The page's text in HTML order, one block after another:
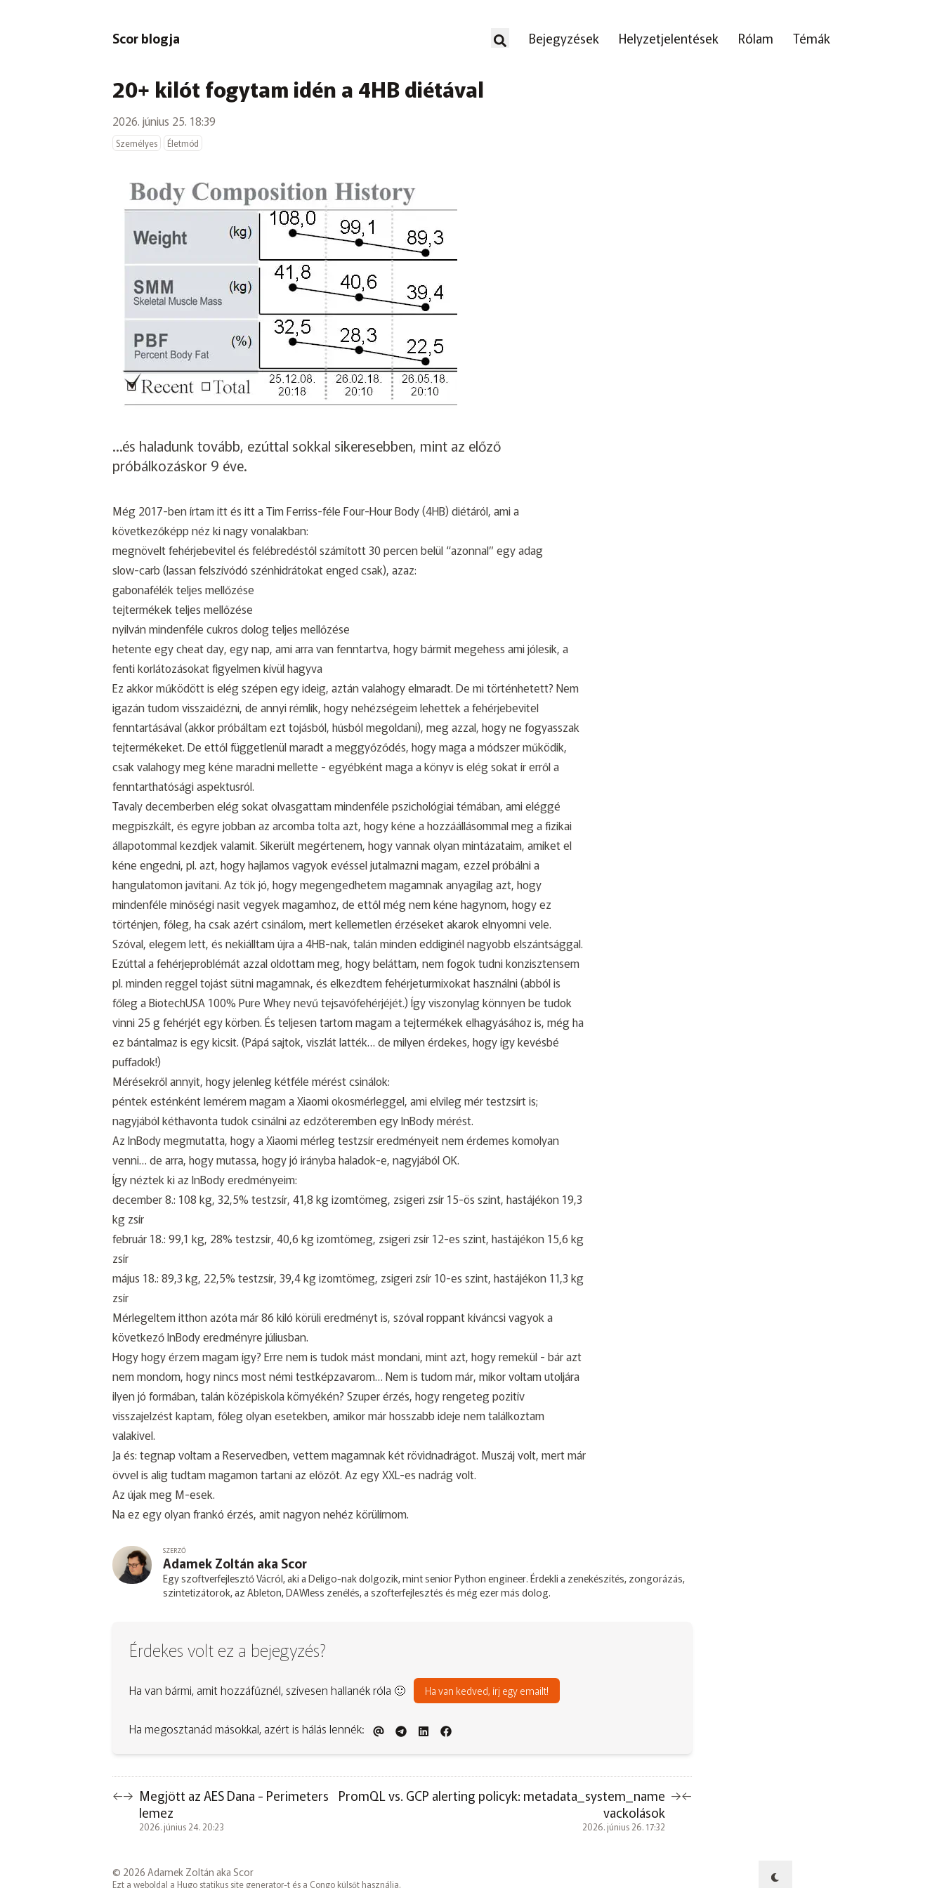
Scor blogja Bejegyzések Helyzetjelentések Rólam Témák
20+ kilót fogytam idén a 4HB diétával
2026. június 25. 18:39
Személyes Életmód
…és haladunk tovább, ezúttal sokkal sikeresebben, mint az előző
próbálkozáskor 9 éve.
Még 2017-ben írtamittés itta Tim Ferriss-féle Four-Hour Body(4HB) diétáról, ami a
következőképp néz ki nagy vonalakban:
megnövelt fehérjebevitel és felébredéstől számított 30 percen belül “azonnal” egy adag
slow-carb (lassan felszívódó szénhidrátokat enged csak), azaz:
gabonafélék teljes mellőzése
tejtermékek teljes mellőzése
nyilván mindenféle cukros dolog teljes mellőzése
hetente egy cheat day, egy nap, ami arra van fenntartva, hogy bármit megehess ami jólesik, a
fenti korlátozásokat figyelmen kívül hagyva
Ez akkor működött is elég szépen egy ideig, aztán valahogy elmaradt. De mi történhetett? Nem
igazán tudom visszaidézni, de annyi rémlik, hogy nehézségeim lehettek a fehérjebevitel
fenntartásával (akkor próbáltam ezt tojásból, húsból megoldani), meg azzal, hogy ne fogyasszak
tejtermékeket. De ettől függetlenül maradt a meggyőződés, hogy maga a módszer működik,
csak valahogy meg kéne maradni mellette - egyébként maga a könyv is elég sokat ír erről a
fenntarthatósági aspektusról.
Tavaly decemberben elég sokat olvasgattam mindenféle pszichológiai témában, ami eléggé
megpiszkált, és egyre jobban az arcomba tolta azt, hogy kéne a hozzáállásommal meg a fizikai
állapotommal kezdjek valamit. Sikerült megértenem, hogy vannak olyan mintázataim, amiket el
kéne engedni, pl. azt, hogy hajlamos vagyok evéssel jutalmazni magam, ezzel próbálni a
hangulatomon javítani. Az tök jó, hogy megengedhetem magamnak anyagilag azt, hogy
mindenféle minőségi nasit vegyek magamhoz, de ettől még nem kéne hagynom, hogy ez
történjen, főleg, ha csak azért csinálom, mert kellemetlen érzéseket akarok elnyomni vele.
Szóval, elegem lett, és nekiálltam újra a 4HB-nak, talán minden eddiginél nagyobb elszántsággal.
Ezúttal a fehérjeproblémát azzal oldottam meg, hogy beláttam, nem fogok tudni konzisztensem
pl. minden reggel tojást sütni magamnak, és elkezdtem fehérjeturmixokat használni (abból is
főleg a BiotechUSA 100% Pure Whey nevű tejsavófehérjéjét.) Így viszonylag könnyen be tudok
vinni 25 g fehérjét egy körben. És teljesen tartom magam a tejtermékek elhagyásához is, még ha
ez bántalmaz is egy kicsit. (Pápá sajtok, viszlát latték… de milyen érdekes, hogy így kevésbé
puffadok!)
Mérésekről annyit, hogy jelenleg kétféle mérést csinálok:
péntek esténként lemérem magam a Xiaomi okosmérleggel, ami elvileg mér testzsírt is;
nagyjából kéthavonta tudok csinálni az edzőteremben egy InBody mérést.
Az InBody megmutatta, hogy a Xiaomi mérleg testzsír eredményeit nem érdemes komolyan
venni… de arra, hogy mutassa, hogy jó irányba haladok-e, nagyjából OK.
Így néztek ki az InBody eredményeim:
december 8.: 108 kg, 32,5% testzsír, 41,8 kg izomtömeg, zsigeri zsír 15-ös szint, hastájékon 19,3
kg zsír
február 18.: 99,1 kg, 28% testzsír, 40,6 kg izomtömeg, zsigeri zsír 12-es szint, hastájékon 15,6 kg
zsír
május 18.: 89,3 kg, 22,5% testzsír, 39,4 kg izomtömeg, zsigeri zsír 10-es szint, hastájékon 11,3 kg
zsír
Mérlegeltem itthon azóta már 86 kiló körüli eredményt is, szóval roppant kíváncsi vagyok a
következő InBody eredményre júliusban.
Hogy hogy érzem magam így? Erre nem is tudok mást mondani, mint azt, hogy remekül - bár azt
nem mondom, hogy nincs most némi testképzavarom… Nem is tudom már, mikor voltam utoljára
ilyen jó formában, talán középiskola környékén? Szuper érzés, hogy rengeteg pozitív
visszajelzést kaptam, főleg olyan esetekben, amikor már hosszabb ideje nem találkoztam
valakivel.
Ja és: tegnap voltam a Reservedben, vettem magamnak két rövidnadrágot. Muszáj volt, mert már
övvel is alig tudtam magamon tartani az előzőt. Az egy XXL-es nadrág volt.
Az újak meg M-esek.
Na ez egy olyan frankó érzés, amit nagyon nehéz körülírnom.
SZERZŐ
Adamek Zoltán aka Scor
Egy szoftverfejlesztő Vácról, aki a Deligo-nak dolgozik, mint senior Python engineer. Érdekli a zenekészítés, zongorázás,
szintetizátorok, az Ableton, DAWless zenélés, a szofterfejlesztés és még ezer más dolog.
Érdekes volt ez a bejegyzés?
Ha van bármi, amit hozzáfűznél, szívesen hallanék róla 🙂 Ha van kedved, írj egy emailt!
Ha megosztanád másokkal, azért is hálás lennék:
←→ Megjött az AES Dana - Perimeters
lemez
2026. június 24. 20:23
PromQL vs. GCP alerting policyk: metadata_system_name
vackolások
2026. június 26. 17:32
→←
© 2026 Adamek Zoltán aka Scor
Ezt a weboldal a Hugo statikus site generator-t és a Congo külsőt használja.